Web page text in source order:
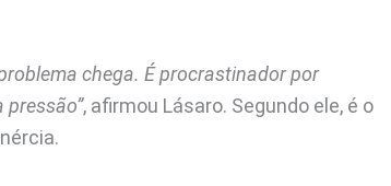
chega. É procrastinador por
pressão”, afirmou Lásaro. Segundo ele, é o